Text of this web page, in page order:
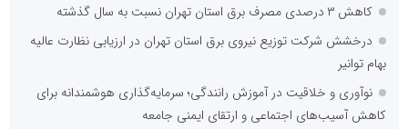
کاهش ۳ درصدی مصرف برق استان تهران نسبت به سال گذشته
درخشش شرکت توزیع نیروی برق استان تهران در ارزیابی نظارت عالیه
بهام توانیر
نوآوری و خلاقیت در آموزش رانندگی؛ سرمایه‌گذاری هوشمندانه برای
کاهش آسیب‌های اجتماعی و ارتقای ایمنی جامعه